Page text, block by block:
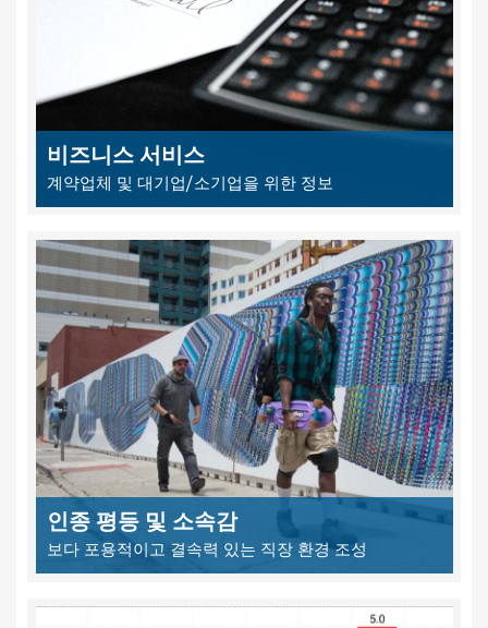
비즈니스 서비스
계약업체 및 대기업/소기업을 위한 정보
인종 평등 및 소속감
보다 포용적이고 결속력 있는 직장 환경 조성